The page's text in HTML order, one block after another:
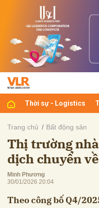
Thời sự - Logistics
Trang chủ Bất động sản
Thị trường
dịch chuyển
Minh Phương
30/01/2026 20:04
Theo công bố Q4/
luận